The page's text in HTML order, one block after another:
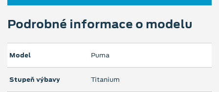
Podrobné informace o modelu
Model Puma
Stupeň výbavy Titanium